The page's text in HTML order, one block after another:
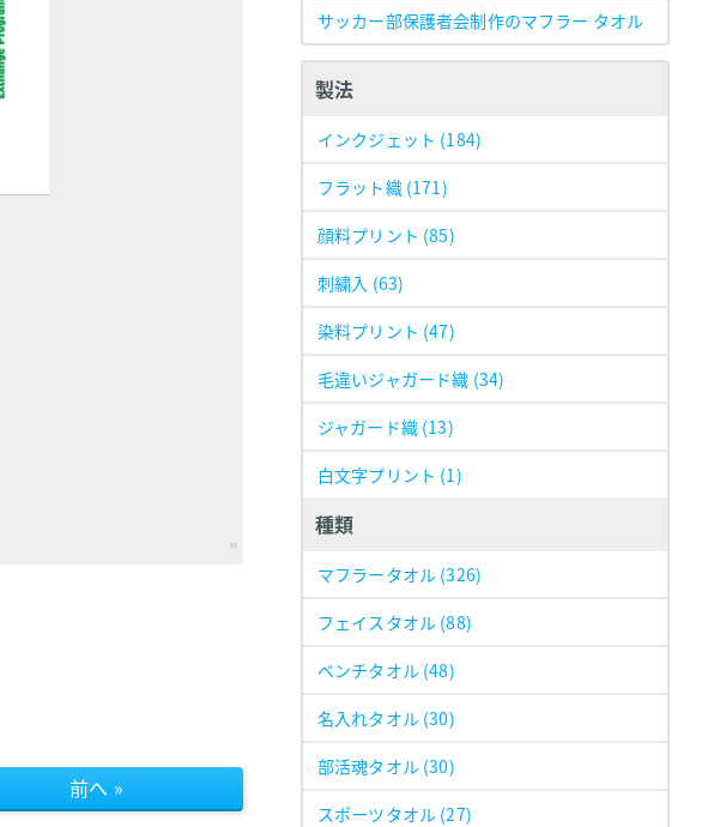
前へ »
サッカー部保護者会制作のマフラー タオル
製法
インクジェット (184)
フラット織 (171)
顔料プリント (85)
刺繍入 (63)
染料プリント (47)
毛違いジャガード織 (34)
ジャガード織 (13)
白文字プリント (1)
種類
マフラータオル (326)
フェイスタオル (88)
ベンチタオル (48)
名入れタオル (30)
部活魂タオル (30)
スポーツタオル (27)